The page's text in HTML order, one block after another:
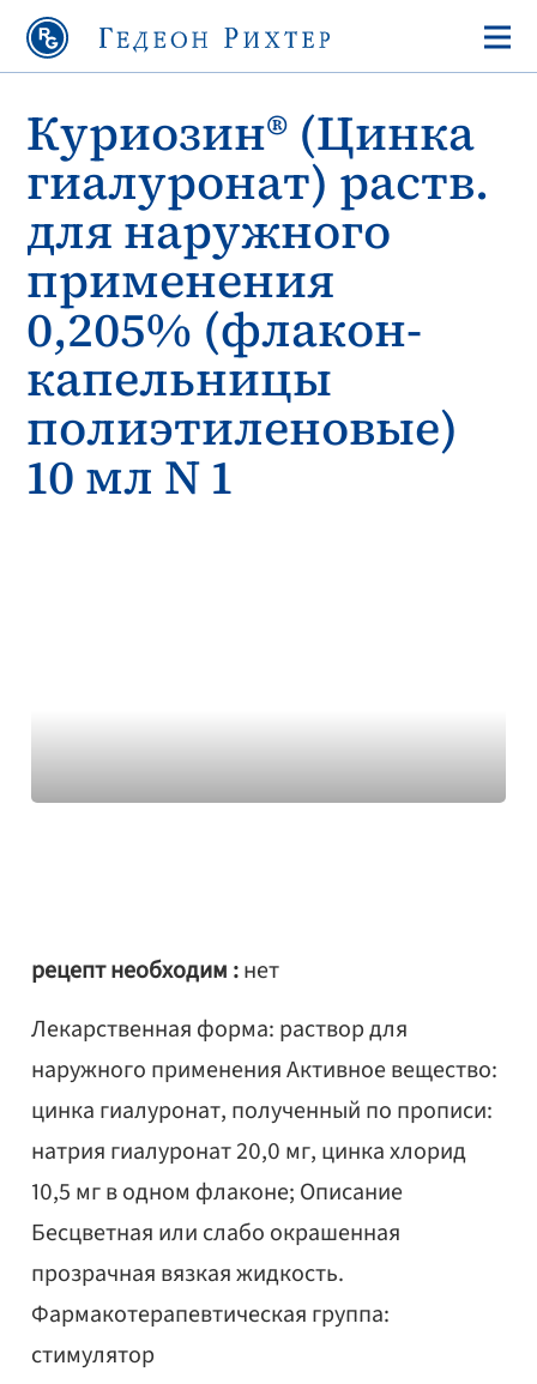
Куриозин® (Цинка
гиалуронат) раств.
для наружного
применения
0,205% (флакон-
капельницы
полиэтиленовые)
10 мл N 1
рецепт необходим :нет
Лекарственная форма: раствор для
наружного применения Активное вещество:
цинка гиалуронат, полученный по прописи:
натрия гиалуронат 20,0 мг, цинка хлорид
10,5 мг в одном флаконе; Описание
Бесцветная или слабо окрашенная
прозрачная вязкая жидкость.
Фармакотерапевтическая группа:
стимулятор